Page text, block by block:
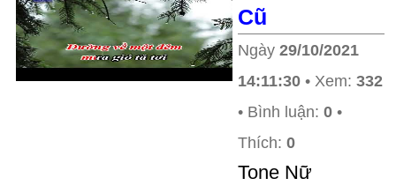
Cũ
Ngày 29/10/2021
14:11:30 • Xem: 332
• Bình luận: 0 •
Thích: 0
Tone Nữ